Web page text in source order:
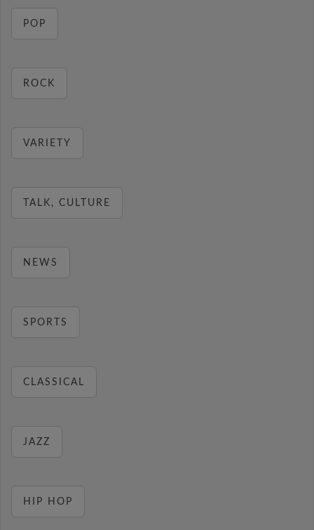
POP
ROCK
VARIETY
TALK, CULTURE
NEWS
SPORTS
CLASSICAL
JAZZ
HIP HOP